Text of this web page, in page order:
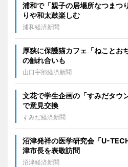
浦和で「親子の居場所なつま
りや和太鼓楽しむ
浦和経済新聞
厚狭に保護猫カフェ「ねこと
の触れ合いも
山口宇部経済新聞
文花で学生企画の「すみだタ
で意見交換
すみだ経済新聞
沼津発祥の医学研究会「U-
津市長を表敬訪問
沼津経済新聞